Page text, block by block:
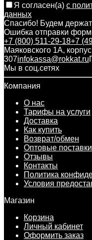
Я согласен(a) с
данных
Спасибо! Будем
Ошибка отправки
+7 (800) 511-29-18+7
Маяковского 1А,
307infokassa@rokkat.ru
Мы в соц.сетях
Компания
О нас
Тарифы на услуги
Доставка
Как купить
Возврат/обмен
Оптовые поставки
Отзывы
Контакты
Политика
Условия
Магазин
Корзина
Личный кабинет
Оформить заказ